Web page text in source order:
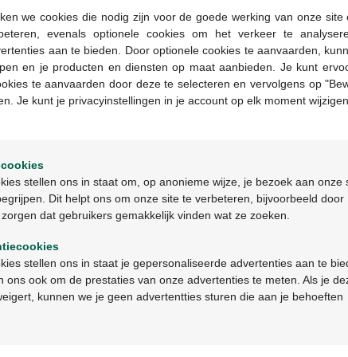
Geneesmiddelen met
in apotheken en op basis
voorschrift worden
Beschrijving
Indicaties
Gebruik
Ga verder in het nederlands
we cookies die nodig zijn voor de goede werking van onze site
evenals optionele cookies om het verkeer te
aan te bieden. Door optionele cookies te aanvaarden,
en je producten en diensten op maat aanbieden. Je kunt
te aanvaarden door deze te selecteren en vervolgens op
Je kunt je privacyinstellingen in je account op elk moment wijzigen.
stellen ons in staat om, op anonieme wijze, je bezoek aan onze
Dit helpt ons om onze site te verbeteren, bijvoorbeeld door
dat gebruikers gemakkelijk vinden wat ze zoeken.
stellen ons in staat je gepersonaliseerde advertenties aan te
ons ook om de prestaties van onze advertenties te meten. Als je
kunnen we je geen advertentties sturen die aan je behoeften